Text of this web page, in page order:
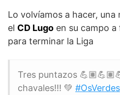
Lo volvíamos a hacer,
el CD Lugo en su campo
para terminar la Liga
Tres puntazos
chavales!!! 💚 #OsVerdes